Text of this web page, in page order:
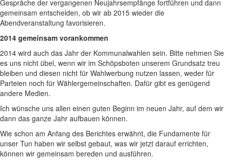
Gespräche der vergangenen Neujahrsempfänge fortführen und dann
gemeinsam entscheiden, ob wir ab 2015 wieder die
Abendveranstaltung favorisieren.
2014 gemeinsam vorankommen
2014 wird auch das Jahr der Kommunalwahlen sein. Bitte nehmen Sie
es uns nicht übel, wenn wir im Schöpsboten unserem Grundsatz treu
bleiben und diesen nicht für Wahlwerbung nutzen lassen, weder für
Parteien noch für Wählergemeinschaften. Dafür gibt es genügend
andere Medien.
Ich wünsche uns allen einen guten Beginn im neuen Jahr, auf dem wir
dann das ganze Jahr aufbauen können.
Wie schon am Anfang des Berichtes erwähnt, die Fundamente für
unser Tun haben wir selbst gebaut, was wir jetzt darauf errichten,
können wir gemeinsam bereden und ausführen.